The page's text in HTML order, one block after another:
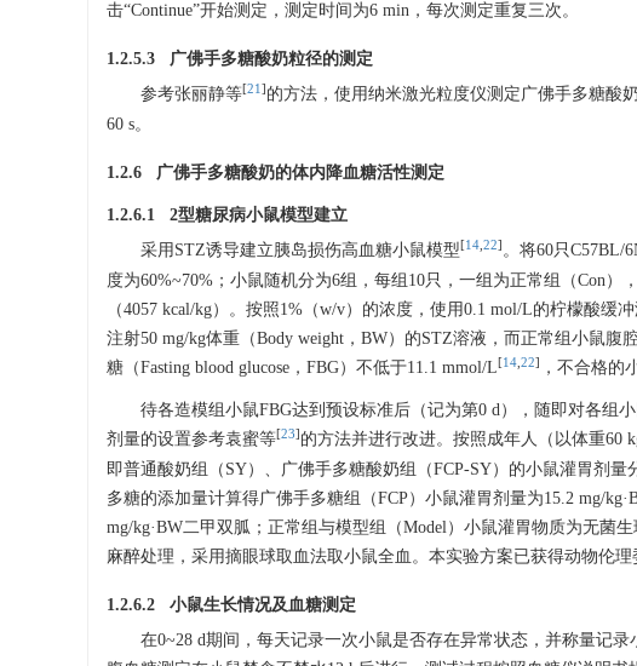
击“Continue”开始测定，测定时间为6 min，每次测定重复三次。
1.2.5.3 广佛手多糖酸奶粒径的测定
参考张丽静等[21 ] 的方法，使用纳米激光粒度仪测定广佛手多糖酸
60 s。
1.2.6 广佛手多糖酸奶的体内降血糖活性测定
1.2.6.1 2型糖尿病小鼠模型建立
采用STZ诱导建立胰岛损伤高血糖小鼠模型[14 22] 。将60只C57BL/
度为60%~70%；小鼠随机分为6组，每组10只，一组为正常组（Con
（4057 kcal/kg）。按照1%（w/v）的浓度，使用0.1 mol/L的柠檬酸
注射50 mg/kg体重（Body weight，BW）的STZ溶液，而正常组小鼠
糖（Fasting blood glucose，FBG）不低于11.1 mmol/L[14 22] ，不合格的
待各造模组小鼠FBG达到预设标准后（记为第0 d），随即对各组
剂量的设置参考袁蜜等[23] 的方法并进行改进。按照成年人（以体重60
即普通酸奶组（SY）、广佛手多糖酸奶组（FCP-SY）的小鼠灌胃剂
多糖的添加量计算得广佛手多糖组（FCP）小鼠灌胃剂量为15.2 mg/
mg/kg·BW二甲双胍；正常组与模型组（Model）小鼠灌胃物质为无菌
麻醉处理，采用摘眼球取血法取小鼠全血。本实验方案已获得动物伦理
1.2.6.2 小鼠生长情况及血糖测定
在0~28 d期间，每天记录一次小鼠是否存在异常状态，并称量记